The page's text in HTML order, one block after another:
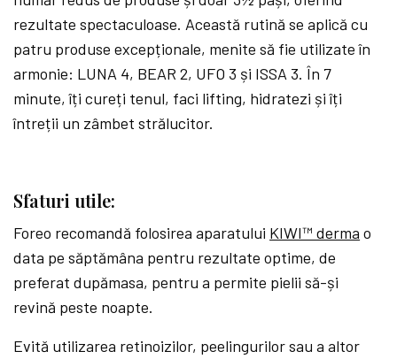
rezultate spectaculoase. Această rutină se aplică cu
patru produse excepționale, menite să fie utilizate în
armonie: LUNA 4, BEAR 2, UFO 3 și ISSA 3. În 7
minute, îți cureți tenul, faci lifting, hidratezi și îți
întreții un zâmbet strălucitor.
Sfaturi utile:
Foreo recomandă folosirea aparatului KIWI™ derma o
data pe săptămâna pentru rezultate optime, de
preferat dupămasa, pentru a permite pielii să-și
revină peste noapte.
Evită utilizarea retinoizilor, peelingurilor sau a altor